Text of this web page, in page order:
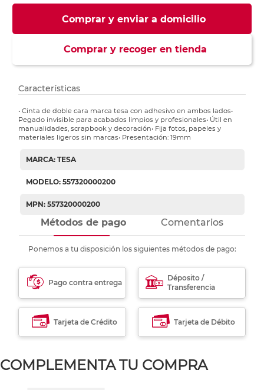
Comprar y enviar a domicilio
Comprar y recoger en tienda
Características
• Cinta de doble cara marca tesa con adhesivo en ambos lados•
Pegado invisible para acabados limpios y profesionales• Útil en
manualidades, scrapbook y decoración• Fija fotos, papeles y
materiales ligeros sin marcas• Presentación: 19mm
MARCA: TESA
MODELO: 557320000200
MPN: 557320000200
Métodos de pago Comentarios
Ponemos a tu disposición los siguientes métodos de pago:
Pago contra entrega
Déposito /
Transferencia
Tarjeta de Crédito Tarjeta de Débito
COMPLEMENTA TU COMPRA